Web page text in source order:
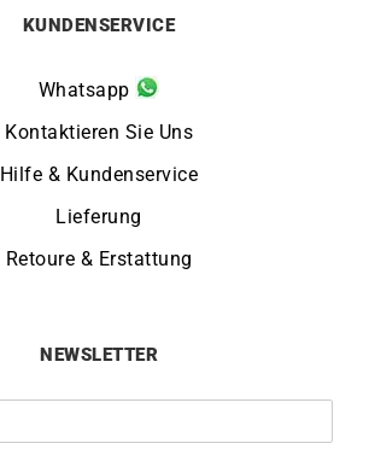
KUNDENSERVICE
Whatsapp
Kontaktieren Sie Uns
Hilfe & Kundenservice
Lieferung
Retoure & Erstattung
NEWSLETTER